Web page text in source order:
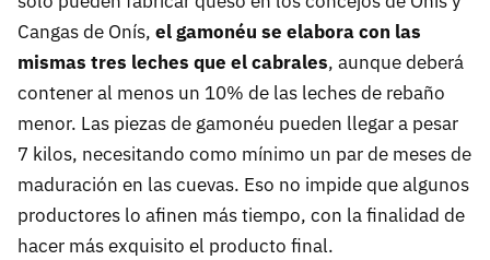
Cangas de Onís, el gamonéu se elabora con las
mismas tres leches que el cabrales, aunque deberá
contener al menos un 10% de las leches de rebaño
menor. Las piezas de gamonéu pueden llegar a pesar
7 kilos, necesitando como mínimo un par de meses de
maduración en las cuevas. Eso no impide que algunos
productores lo afinen más tiempo, con la finalidad de
hacer más exquisito el producto final.